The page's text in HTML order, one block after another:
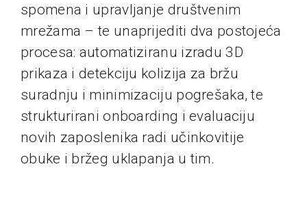
spomena i upravljanje društvenim
mrežama – te unaprijediti dva postojeća
procesa: automatiziranu izradu 3D
prikaza i detekciju kolizija za bržu
suradnju i minimizaciju pogrešaka, te
strukturirani onboarding i evaluaciju
novih zaposlenika radi učinkovitije
obuke i bržeg uklapanja u tim.